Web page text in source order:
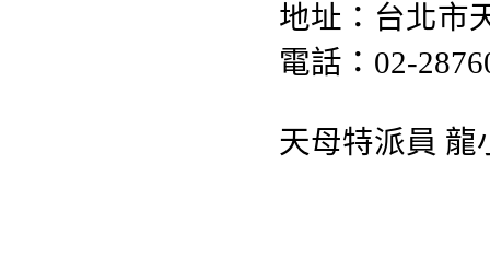
地址：台北市
電話：02-
天母特派員 龍